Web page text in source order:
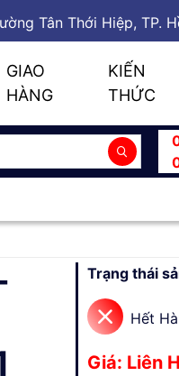
Tân Thới Hiệp, TP.
GIAO
HÀNG
KIẾN
THỨC
Trạng thái
Hết
Giá: Liên